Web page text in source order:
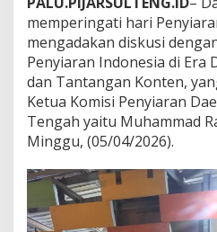
a
r
D
i
s
u
s
i
a
r
memperingati hari
mengadakan diskusi
Penyiaran Indonesia di Era
dan Tantangan Konten,
Ketua Komisi Penyiaran
Tengah yaitu Muhammad
Minggu, (05/04/2026).